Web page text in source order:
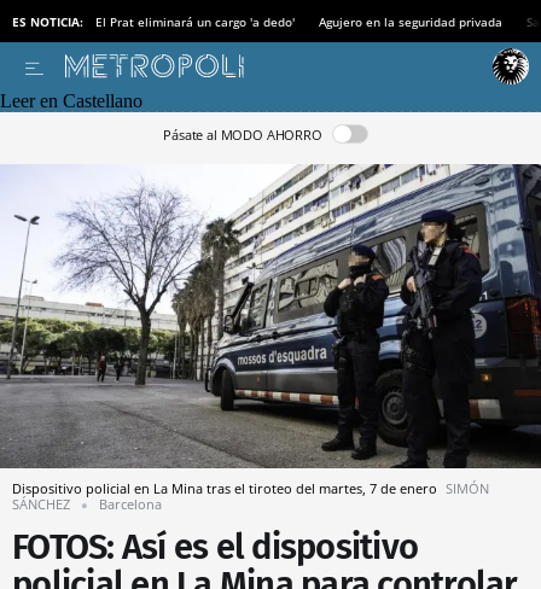
ES NOTICIA: El Prat eliminará un cargo 'a dedo' Agujero en la seguridad privada
Leer en Castellano
Pásate al MODO AHORRO
Dispositivo policial en La Mina tras el tiroteo del martes, 7 de enero SIMÓN
SÁNCHEZ
Barcelona
FOTOS: Así es el dispositivo